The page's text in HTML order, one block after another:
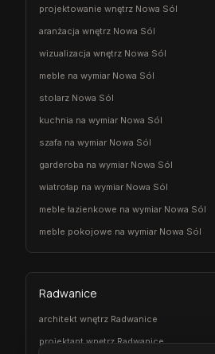
projektowanie wnętrz Nowa Sól
aranżacja wnętrz Nowa Sól
wizualizacja wnętrz Nowa Sól
meble na wymiar Nowa Sól
stolarz Nowa Sól
kuchnia na wymiar Nowa Sól
szafa na wymiar Nowa Sól
garderoba na wymiar Nowa Sól
wiatrołap na wymiar Nowa Sól
meble łazienkowe na wymiar Nowa Sól
meble pokojowe na wymiar Nowa Sól
Radwanice
architekt wnętrz Radwanice
projektant wnętrz Radwanice